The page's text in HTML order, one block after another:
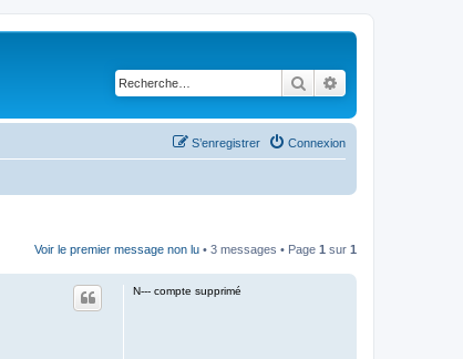
Rechercher
Connexion
S’enregistrer
Voir le premier message non lu • 3 messages • Page 1 sur 1
N--- compte supprimé